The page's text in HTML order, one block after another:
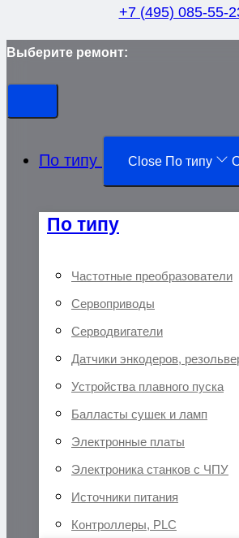
+7 (495) 085-55-
Выберите ремонт:
По типу Close По типу
По типу
Частотные преобразователи
Сервоприводы
Серводвигатели
Датчики энкодеров,
Устройства плавного пуска
Балласты сушек и ламп
Электронные платы
Электроника станков с ЧПУ
Источники питания
Контроллеры, PLC